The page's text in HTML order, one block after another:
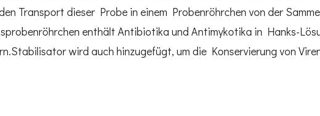
Transport dieser Probe in einem Probenröhrchen von der
enthält Antibiotika und Antimykotika in Hanks-
wird auch hinzugefügt, um die Konservierung von